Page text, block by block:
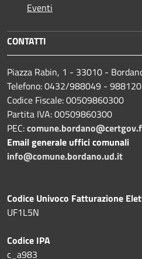
Eventi
CONTATTI
Piazza Rabin, 1 - 33010 -
Telefono: 0432/988049 -
Codice Fiscale: 00509860300
Partita IVA: 00509860300
PEC:
Email generale uffici comunali
info@comune.bordano.ud.it
Codice Univoco Fatturazione
UF1L5N
Codice IPA
c_a983